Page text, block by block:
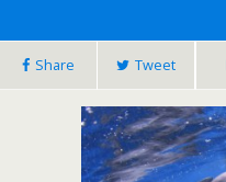
Share Tweet